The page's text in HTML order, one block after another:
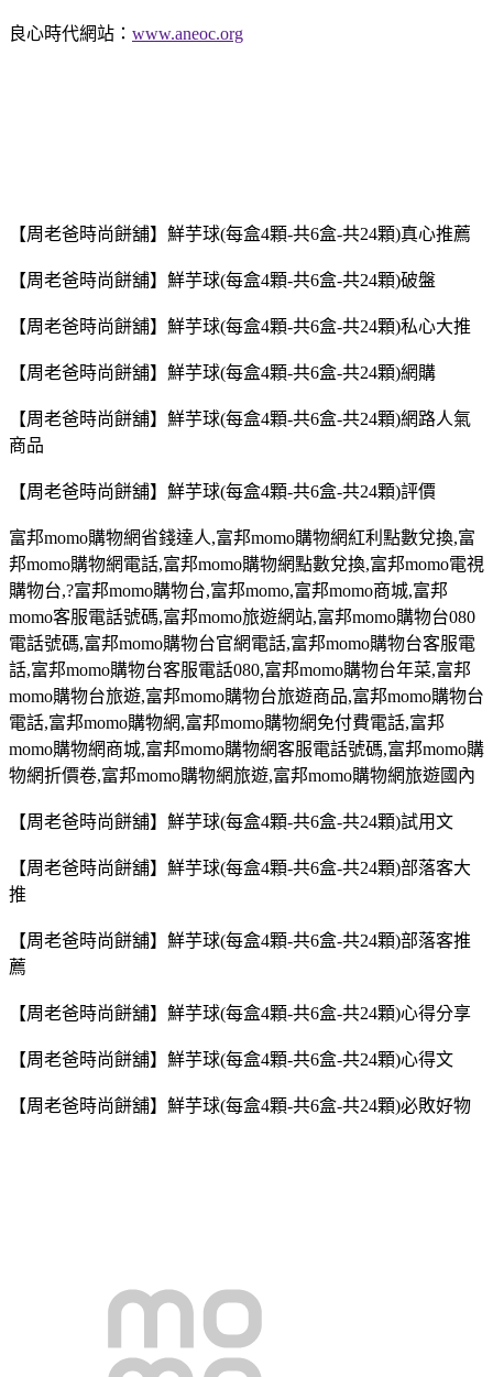
良心時代網站： www.aneoc.org
【周老爸時尚餅舖】鮮芋球(每盒4顆-共6盒-共24顆)真心推薦
【周老爸時尚餅舖】鮮芋球(每盒4顆-共6盒-共24顆)破盤
【周老爸時尚餅舖】鮮芋球(每盒4顆-共6盒-共24顆)私心大推
【周老爸時尚餅舖】鮮芋球(每盒4顆-共6盒-共24顆)網購
【周老爸時尚餅舖】鮮芋球(每盒4顆-共6盒-共24顆)網路人氣
商品
【周老爸時尚餅舖】鮮芋球(每盒4顆-共6盒-共24顆)評價
富邦momo購物網省錢達人,富邦momo購物網紅利點數兌換,富
邦momo購物網電話,富邦momo購物網點數兌換,富邦momo電視
購物台,?富邦momo購物台,富邦momo,富邦momo商城,富邦
momo客服電話號碼,富邦momo旅遊網站,富邦momo購物台080
電話號碼,富邦momo購物台官網電話,富邦momo購物台客服電
話,富邦momo購物台客服電話080,富邦momo購物台年菜,富邦
momo購物台旅遊,富邦momo購物台旅遊商品,富邦momo購物台
電話,富邦momo購物網,富邦momo購物網免付費電話,富邦
momo購物網商城,富邦momo購物網客服電話號碼,富邦momo購
物網折價卷,富邦momo購物網旅遊,富邦momo購物網旅遊國內
【周老爸時尚餅舖】鮮芋球(每盒4顆-共6盒-共24顆)試用文
【周老爸時尚餅舖】鮮芋球(每盒4顆-共6盒-共24顆)部落客大
推
【周老爸時尚餅舖】鮮芋球(每盒4顆-共6盒-共24顆)部落客推
薦
【周老爸時尚餅舖】鮮芋球(每盒4顆-共6盒-共24顆)心得分享
【周老爸時尚餅舖】鮮芋球(每盒4顆-共6盒-共24顆)心得文
【周老爸時尚餅舖】鮮芋球(每盒4顆-共6盒-共24顆)必敗好物